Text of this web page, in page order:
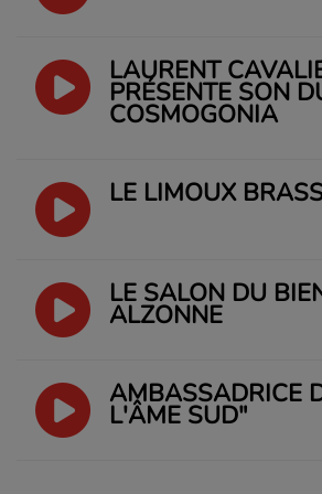
LAURENT
PRÉSENTE SON
COSMOGONIA
LE LIMOUX
LE SALON DU
ALZONNE
AMBASSADRICE
L'ÂME SUD"